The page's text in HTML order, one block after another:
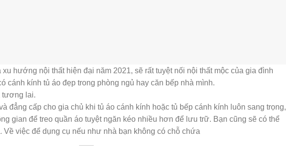
hướng nội thất hiện đại năm 2021, sẽ rất tuyệt nối nội thất mộc của gia đình
cánh kính tủ áo đẹp trong phòng ngủ hay căn bếp nhà mình.
tương lai.
đẳng cấp cho gia chủ khi tủ áo cánh kính hoặc tủ bếp cánh kính luôn sang trọng,
gian để treo quần áo tuyệt ngăn kéo nhiều hơn để lưu trữ. Bạn cũng sẽ có thể
việc để dụng cụ nếu như nhà bạn không có chỗ chứa